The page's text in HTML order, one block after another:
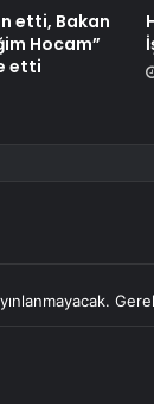
etti, Bakan
Hocam”
etti